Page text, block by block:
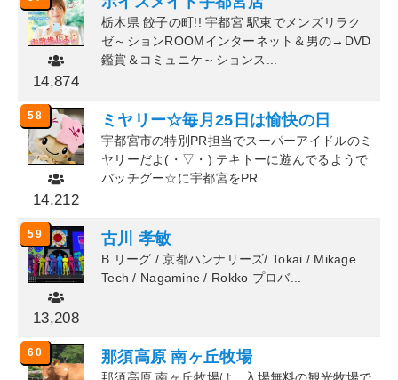
14,874
栃木県 餃子の町!! 宇都宮 駅東でメンズリラク
ゼ～ションROOMインターネット＆男の→DVD
鑑賞＆コミュニケ～ションス...
58
14,212
ミヤリー☆毎月25日は愉快の日
宇都宮市の特別PR担当でスーパーアイドルのミ
ヤリーだよ(・▽・) テキトーに遊んでるようで
バッチグー☆に宇都宮をPR...
59
13,208
古川 孝敏
B リーグ / 京都ハンナリーズ/ Tokai / Mikage
Tech / Nagamine / Rokko プロバ...
60 那須高原 南ヶ丘牧場